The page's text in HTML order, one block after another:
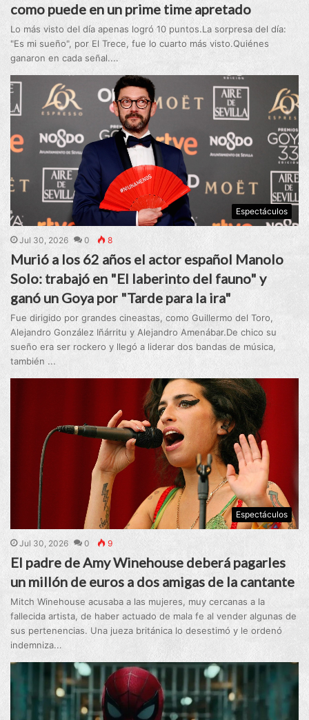
como puede en un prime time apretado
Lo más visto del día apenas logró 10 puntos.La sorpresa del día:
"Es mi sueño", por El Trece, fue lo cuarto más visto.Quiénes
ganaron en cada señal....
Espectáculos
Jul 30, 2026 0 8
Murió a los 62 años el actor español Manolo
Solo: trabajó en "El laberinto del fauno" y
ganó un Goya por "Tarde para la ira"
Fue dirigido por grandes cineastas, como Guillermo del Toro,
Alejandro González Iñárritu y Alejandro Amenábar.De chico su
sueño era ser rockero y llegó a liderar dos bandas de música,
también ...
Espectáculos
Jul 30, 2026 0 9
El padre de Amy Winehouse deberá pagarles
un millón de euros a dos amigas de la cantante
Mitch Winehouse acusaba a las mujeres, muy cercanas a la
fallecida artista, de haber actuado de mala fe al vender algunas de
sus pertenencias. Una jueza británica lo desestimó y le ordenó
indemniza...